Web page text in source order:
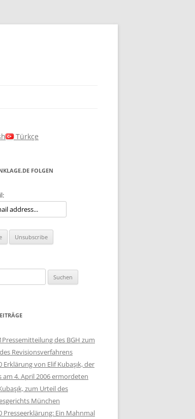
Türkçe
FOLGEN
des BGH zum
Revisionsverfahrens
Erklärung von Elif Kubaşık, der
am 4. April 2006 ermordeten
zum Urteil des
München
Presseerklärung: Ein Mahnmal